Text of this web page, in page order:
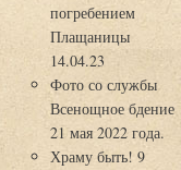
погребением
Плащаницы
14.04.23
Фото со службы
Всенощное бдение
21 мая 2022 года.
Храму быть! 9